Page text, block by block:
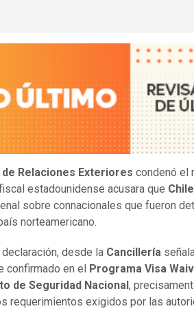
Relaciones Exteriores condenó el
estadounidense acusara que Chile
sobre connacionales que fueron
norteamericano.
declaración, desde la Cancillería
confirmado en el
Programa Visa
de Seguridad Nacional ,
requerimientos exigidos por las